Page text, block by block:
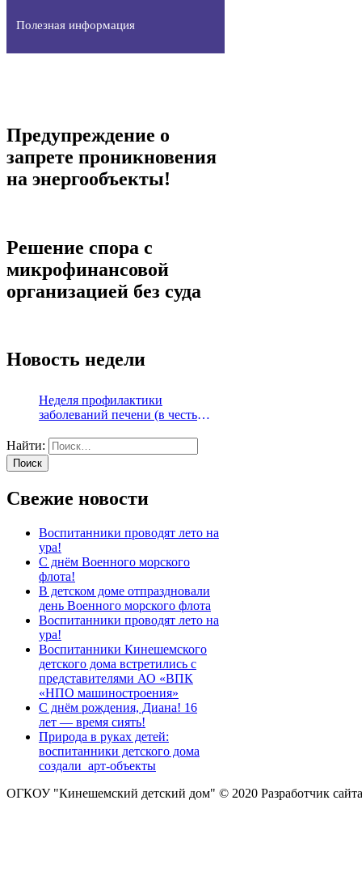
Полезная информация
Предупреждение о
запрете проникновения
на энергообъекты!
Решение спора с
микрофинансовой
организацией без суда
Новость недели
Неделя профилактики
заболеваний печени (в честь
гепатитом 28 июля)
Найти:
Свежие новости
Воспитанники проводят лето на
ура!
С днём Военного морского
флота!
В детском доме отпраздновали
день Военного морского флота
Воспитанники проводят лето на
ура!
Воспитанники Кинешемского
детского дома встретились с
представителями АО «ВПК
«НПО машиностроения»
С днём рождения, Диана! 16
лет — время сиять!
Природа в руках детей:
воспитанники детского дома
создали арт-объекты
ОГКОУ "Кинешемский детский дом" © 2020 Разработчик